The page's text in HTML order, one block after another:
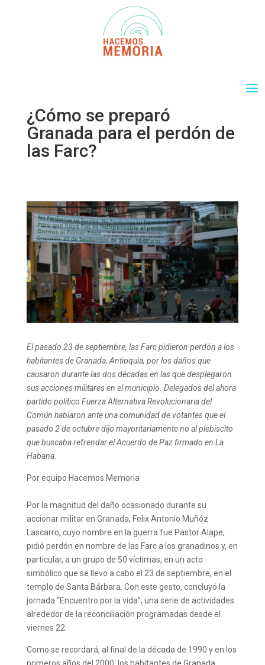
¿Cómo se preparó
Granada para el perdón de
las Farc?
El pasado 23 de septiembre, las Farc pidieron perdón a los
habitantes de Granada, Antioquia, por los daños que
causaron durante las dos décadas en las que desplegaron
sus acciones militares en el municipio. Delegados del ahora
partido político Fuerza Alternativa Revolucionaria del
Común hablaron ante una comunidad de votantes que el
pasado 2 de octubre dijo mayoritariamente no al plebiscito
que buscaba refrendar el Acuerdo de Paz firmado en La
Habana.
Por equipo Hacemos Memoria
Por la magnitud del daño ocasionado durante su
accionar militar en Granada, Felix Antonio Muñóz
Lascarro, cuyo nombre en la guerra fue Pastor Alape,
pidió perdón en nombre de las Farc a los granadinos y, en
particular, a un grupo de 50 víctimas, en un acto
simbólico que se llevo a cabo el 23 de septiembre, en el
templo de Santa Bárbara. Con este gesto, concluyó la
jornada “Encuentro por la vida”, una serie de actividades
alrededor de la reconciliación programadas desde el
viernes 22.
Como se recordará, al final de la década de 1990 y en los